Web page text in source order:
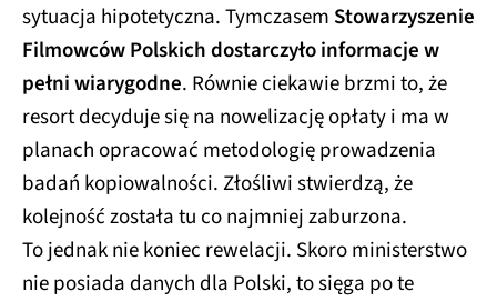
sytuacja hipotetyczna. Tymczasem Stowarzyszenie
Filmowców Polskich dostarczyło informacje w
pełni wiarygodne. Równie ciekawie brzmi to, że
resort decyduje się na nowelizację opłaty i ma w
planach opracować metodologię prowadzenia
badań kopiowalności. Złośliwi stwierdzą, że
kolejność została tu co najmniej zaburzona.
To jednak nie koniec rewelacji. Skoro ministerstwo
nie posiada danych dla Polski, to sięga po te